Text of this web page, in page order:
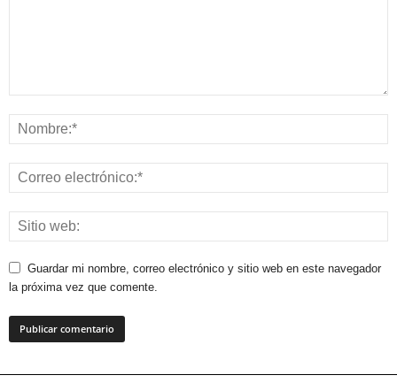
Guardar mi nombre, correo electrónico y sitio web en este navegador
la próxima vez que comente.